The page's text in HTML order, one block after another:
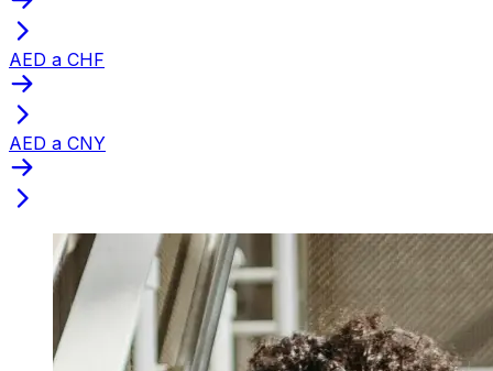
AED a CHF
AED a CNY